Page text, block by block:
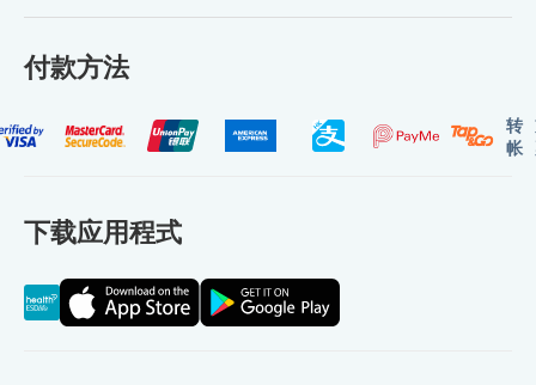
付款方法
转
帐
下载应用程式